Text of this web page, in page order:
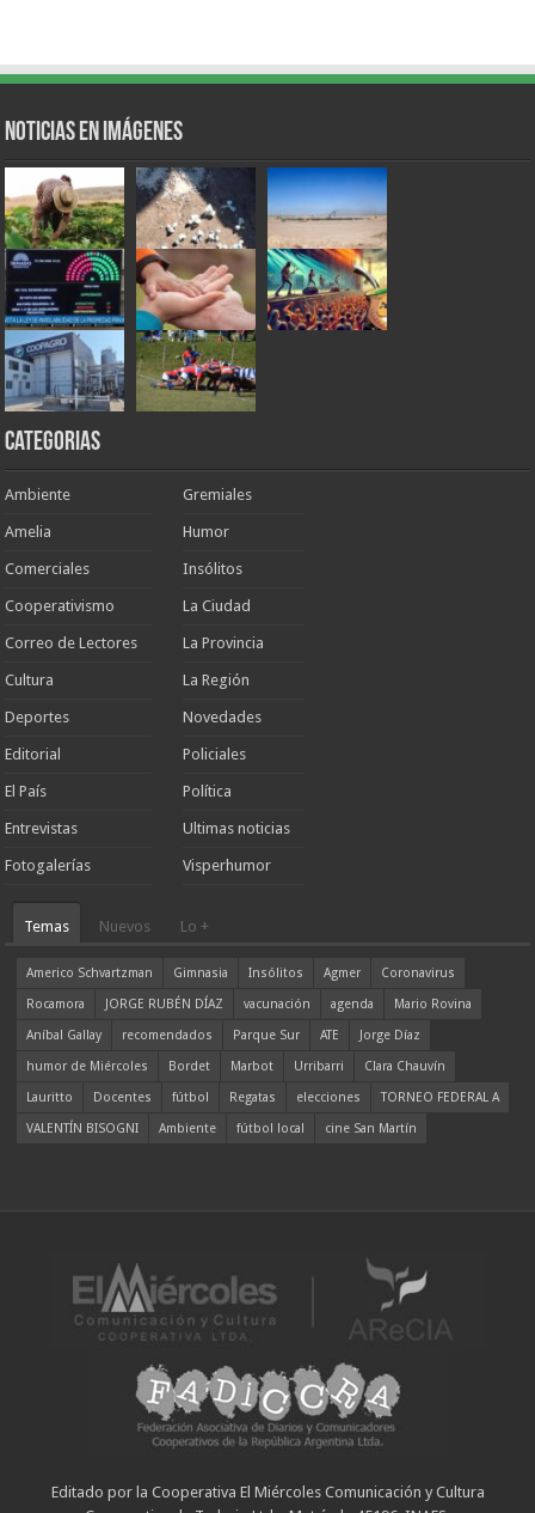
Noticias en Imágenes
Categorias
Ambiente
Amelia
Comerciales
Cooperativismo
Correo de Lectores
Cultura
Deportes
Editorial
El País
Entrevistas
Fotogalerías
Gremiales
Humor
Insólitos
La Ciudad
La Provincia
La Región
Novedades
Policiales
Política
Ultimas noticias
Visperhumor
Temas Nuevos Lo +
Americo Schvartzman Gimnasia Insólitos Agmer
Coronavirus
Rocamora
JORGE RUBÉN DÍAZ vacunación agenda
Mario Rovina
Aníbal Gallay
recomendados Parque Sur ATE
Jorge Díaz
humor de Miércoles
Bordet Marbot Urribarri
Clara Chauvín
Lauritto
Docentes fútbol Regatas elecciones
TORNEO FEDERAL A
VALENTÍN BISOGNI
Ambiente fútbol local cine San Martín
Editado por la Cooperativa El Miércoles Comunicación y Cultura